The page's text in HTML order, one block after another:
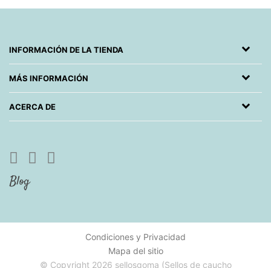
INFORMACIÓN DE LA TIENDA
MÁS INFORMACIÓN
ACERCA DE
Condiciones y Privacidad
Mapa del sitio
© Copyright 2026 sellosgoma (Sellos de caucho